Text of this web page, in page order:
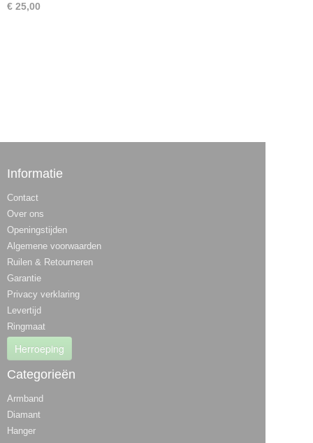
€ 25,00
Informatie
Contact
Over ons
Openingstijden
Algemene voorwaarden
Ruilen & Retourneren
Garantie
Privacy verklaring
Levertijd
Ringmaat
Herroeping
Categorieën
Armband
Diamant
Hanger